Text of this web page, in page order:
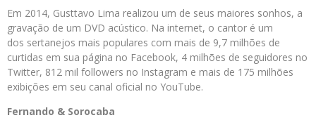
Em 2014, Gusttavo Lima realizou um de seus maiores sonhos, a
gravação de um DVD acústico. Na internet, o cantor é um
dos sertanejos mais populares com mais de 9,7 milhões de
curtidas em sua página no Facebook, 4 milhões de seguidores no
Twitter, 812 mil followers no Instagram e mais de 175 milhões
exibições em seu canal oficial no YouTube.
Fernando & Sorocaba